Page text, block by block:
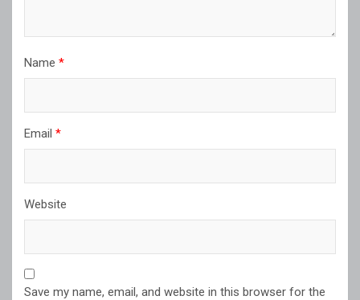
Name *
Email *
Website
Save my name, email, and website in this browser for the